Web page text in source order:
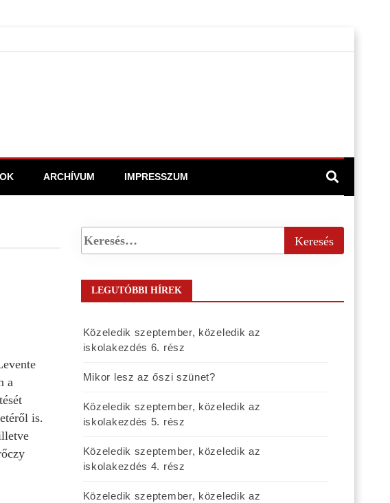
ARCHÍVUM IMPRESSZUM
a
is.
LEGUTÓBBI HÍREK
Közeledik szeptember, közeledik az
iskolakezdés 6. rész
Mikor lesz az őszi szünet?
Közeledik szeptember, közeledik az
iskolakezdés 5. rész
Közeledik szeptember, közeledik az
iskolakezdés 4. rész
Közeledik szeptember, közeledik az